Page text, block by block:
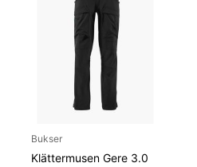
Bukser
Klättermusen Gere 3.0